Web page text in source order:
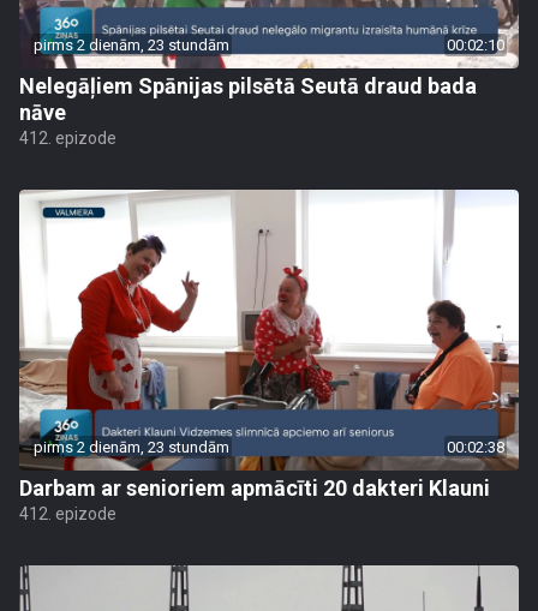
pirms 2 dienām, 23 stundām 00:02:10
Nelegāļiem Spānijas pilsētā Seutā draud bada
nāve
412. epizode
pirms 2 dienām, 23 stundām 00:02:38
Darbam ar senioriem apmācīti 20 dakteri Klauni
412. epizode